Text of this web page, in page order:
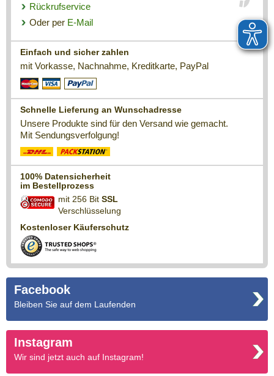
Rückrufservice
Oder per E-Mail
Einfach und sicher zahlen
mit Vorkasse, Nachnahme, Kreditkarte, PayPal
Schnelle Lieferung an Wunschadresse
Unsere Produkte sind für den Versand wie gemacht.
Mit Sendungsverfolgung!
100% Datensicherheit
im Bestellprozess
mit 256 Bit SSL
Verschlüsselung
Kostenloser Käuferschutz
Facebook
Bleiben Sie auf dem Laufenden
Instagram
Wir sind jetzt auch auf Instagram!